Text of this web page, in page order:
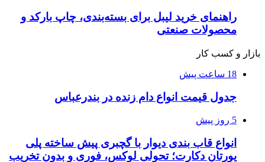
راهنمای خرید لیبل برای بسته‌بندی، چاپ بارکد و
محصولات صنعتی
بازار و کسب کار
18 ساعت پیش
جدول قیمت انواع دام زنده در بندرعباس
5 روز پیش
انواع قاب بندی دیوار با گچبری پیش ساخته پلی
یورتان دکارت؛ تحولی لوکس، فوری و بدون تخریب